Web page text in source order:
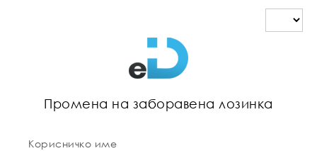
Промена на заборавена лозинка
Корисничко име